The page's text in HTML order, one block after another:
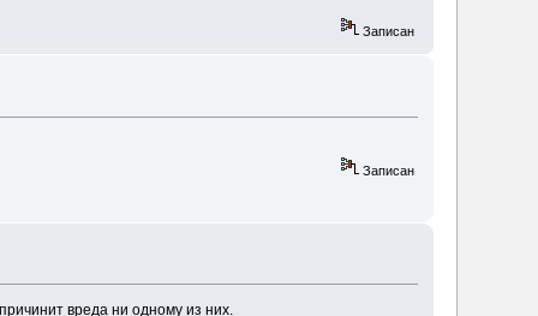
Записан
Записан
вреда ни одному из них.